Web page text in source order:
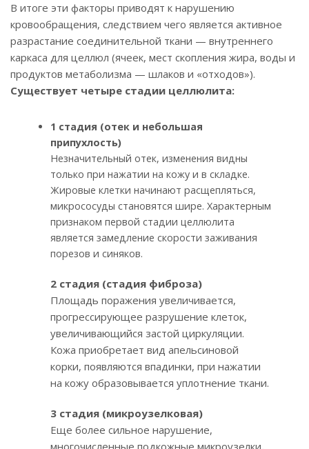
В итоге эти факторы приводят к нарушению
кровообращения, следствием чего является активное
разрастание соединительной ткани — внутреннего
каркаса для целлюл (ячеек, мест скопления жира, воды и
продуктов метаболизма — шлаков и «отходов»).
Существует четыре стадии целлюлита:
1 стадия (отек и небольшая
припухлость)
Незначительный отек, изменения видны
только при нажатии на кожу и в складке.
Жировые клетки начинают расщепляться,
микрососуды становятся шире. Характерным
признаком первой стадии целлюлита
является замедление скорости заживания
порезов и синяков.
2 стадия (стадия фиброза)
Площадь поражения увеличивается,
прогрессирующее разрушение клеток,
увеличивающийся застой циркуляции.
Кожа приобретает вид апельсиновой
корки, появляются впадинки, при нажатии
на кожу образовывается уплотнение ткани.
3 стадия (микроузелковая)
Еще более сильное нарушение,